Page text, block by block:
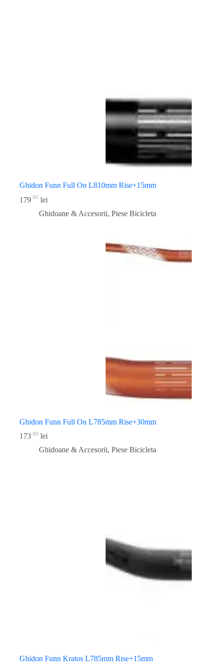
Ghidon Funn Full On L810mm Rise+15mm
179 00 lei
Ghidoane & Accesorii, Piese Bicicleta
Ghidon Funn Full On L785mm Rise+30mm
173 00 lei
Ghidoane & Accesorii, Piese Bicicleta
Ghidon Funn Kratos L785mm Rise+15mm